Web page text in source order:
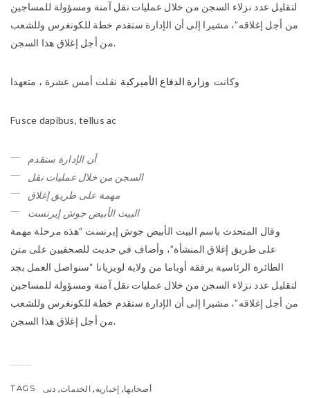
لتقليل عدد نزلاء السجن من خلال عمليات نقل آمنة ومسؤولة للمساجين
من أجل إغلاقه”، مشيرا إلى أن الإدارة ستقدم خطة للكونغرس وللشعب
من أجل إغلاق هذا السجن.
وكانت وزارة الدفاع الأميركية نقلت أمس عشرة ، متعهدا
Fusce dapibus, tellus ac
أن الإدارة ستقدم
السجن من خلال عمليات نقل
مهمة على طريق إغلاق
البيت الأبيض جوش إيرنست
وقال المتحدث باسم البيت الأبيض جوش إيرنست “هذه مرحلة مهمة
على طريق إغلاق المنشأة”، وأضاف في حديث للصحفيين على متن
الطائرة الرئاسية برفقة أوباما من ولاية لويزيانا “سنواصل العمل بجد
لتقليل عدد نزلاء السجن من خلال عمليات نقل آمنة ومسؤولة للمساجين
من أجل إغلاقه”، مشيرا إلى أن الإدارة ستقدم خطة للكونغرس وللشعب
من أجل إغلاق هذا السجن.
TAGS أصحابها, إخبارية ,الخدمات, دنى